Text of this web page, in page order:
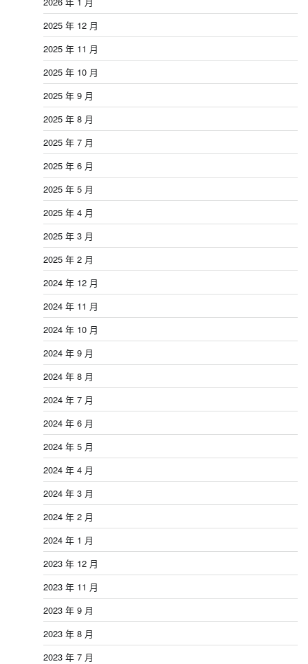
2025 年 12 月
2025 年 11 月
2025 年 10 月
2025 年 9 月
2025 年 8 月
2025 年 7 月
2025 年 6 月
2025 年 5 月
2025 年 4 月
2025 年 3 月
2025 年 2 月
2024 年 12 月
2024 年 11 月
2024 年 10 月
2024 年 9 月
2024 年 8 月
2024 年 7 月
2024 年 6 月
2024 年 5 月
2024 年 4 月
2024 年 3 月
2024 年 2 月
2024 年 1 月
2023 年 12 月
2023 年 11 月
2023 年 9 月
2023 年 8 月
2023 年 7 月